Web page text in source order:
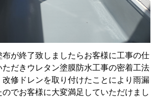
が終了致しましたらお客様に工事の仕
ただきウレタン塗膜防水工事の密着工法
修ドレンを取り付けたことにより雨漏
のでお客様に大変満足していただけまし